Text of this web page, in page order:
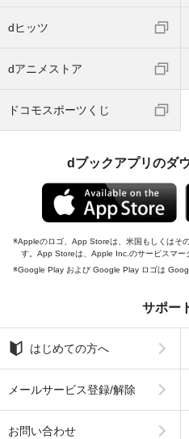
dヒッツ
dアニメストア
ドコモスポーツくじ
dブックアプリのダ
Appleのロゴ、App Storeは、米国もしくはそ
す。App Storeは、Apple Inc.のサービスマー
Google Play および Google Play ロゴは
サポー
はじめての方へ
メールサービス登録/解除
お問い合わせ